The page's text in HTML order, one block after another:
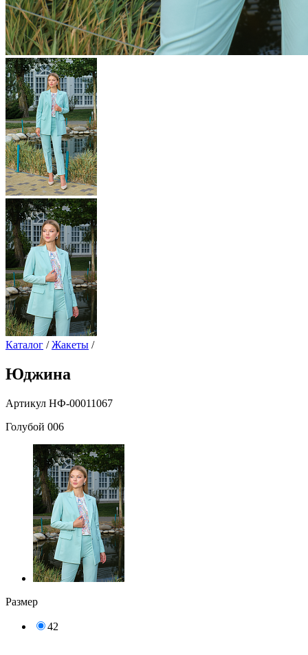
Каталог / Жакеты /
Юджина
Артикул НФ-00011067
Голубой 006
Размер
42